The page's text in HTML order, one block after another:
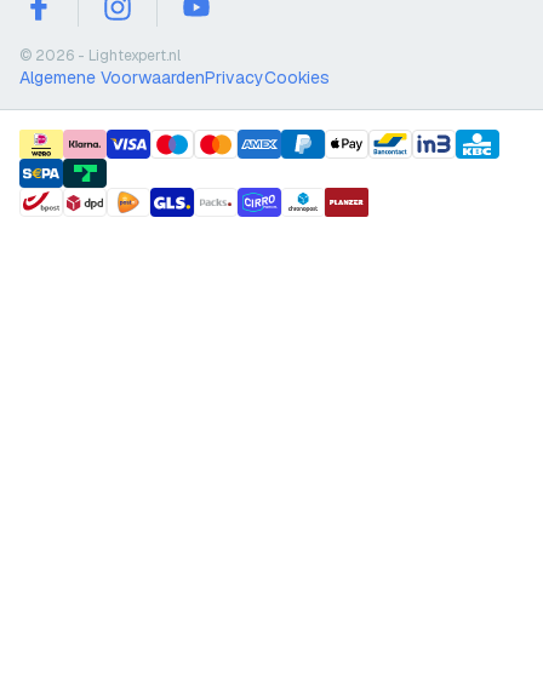
facebookinstagramyoutube
© 2026 - Lightexpert.nl
Algemene VoorwaardenPrivacyCookies
payment methods
shipment methods